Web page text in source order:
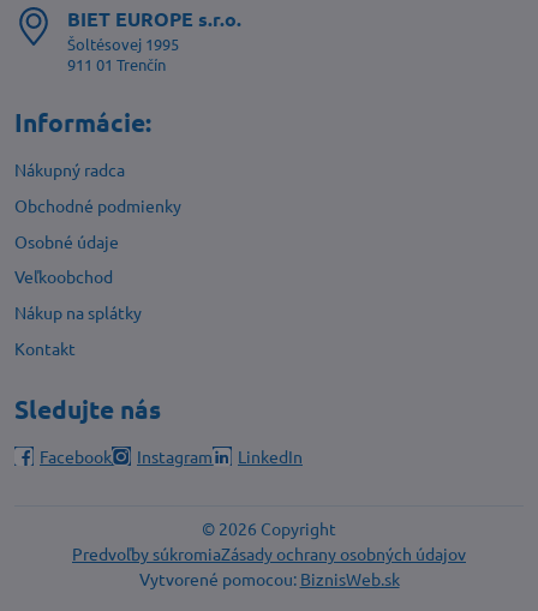
BIET EUROPE s​.r​.o​.
Šoltésovej 1995
911 01 Trenčín
Informácie:
Nákupný radca
Obchodné podmienky
Osobné údaje
Veľkoobchod
Nákup na splátky
Kontakt
Sledujte nás
Facebook Instagram LinkedIn
© 2026 Copyright
Predvoľby súkromiaZásady ochrany osobných údajov
Vytvorené pomocou: BiznisWeb.sk